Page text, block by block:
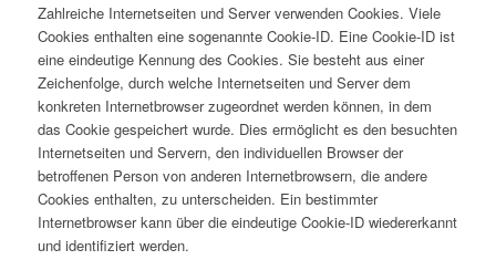
Zahlreiche Internetseiten und Server verwenden Cookies. Viele
Cookies enthalten eine sogenannte Cookie-ID. Eine Cookie-ID ist
eine eindeutige Kennung des Cookies. Sie besteht aus einer
Zeichenfolge, durch welche Internetseiten und Server dem
konkreten Internetbrowser zugeordnet werden können, in dem
das Cookie gespeichert wurde. Dies ermöglicht es den besuchten
Internetseiten und Servern, den individuellen Browser der
betroffenen Person von anderen Internetbrowsern, die andere
Cookies enthalten, zu unterscheiden. Ein bestimmter
Internetbrowser kann über die eindeutige Cookie-ID wiedererkannt
und identifiziert werden.